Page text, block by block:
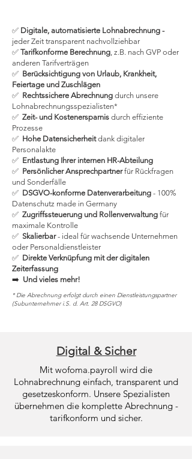
✅ Digitale, automatisierte Lohnabrechnung -
jeder Zeit transparent nachvollziehbar
✅ Tarifkonforme Berechnung, z.B. nach GVP oder
anderen Tarifverträgen
✅ Berücksichtigung von Urlaub, Krankheit,
Feiertage und Zuschlägen
✅ Rechtssichere Abrechnung durch unsere
Lohnabrechnungsspezialisten*
✅ Zeit- und Kostenersparnis durch effiziente
Prozesse
✅ Hohe Datensicherheitdank digitaler
Personalakte
✅ Entlastung Ihrer internen HR-Abteilung
✅ Persönlicher Ansprechpartnerfür Rückfragen
und Sonderfälle
✅ DSGVO-konforme Datenverarbeitung - 100%
Datenschutz made in Germany
✅ Zugriffssteuerung und Rollenverwaltung für
maximale Kontrolle
✅ Skalierbar- ideal für wachsende Unternehmen
oder Personaldienstleister
✅ Direkte Verknüpfung mit der digitalen
Zeiterfassung
➡️ Und vieles mehr!
* Die Abrechnung erfolgt durch einen Dienstleistungspartner
(Subunternehmer i.S. d. Art. 28 DSGVO)
Digital & Sicher
Mit wofoma.payroll wird die
Lohnabrechnung einfach, transparent und
gesetzeskonform. Unsere Spezialisten
übernehmen die komplette Abrechnung -
tarifkonform und sicher.